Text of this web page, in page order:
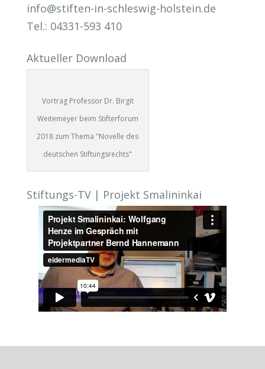
info@stiften-in-schleswig-holstein.de
Tel.: 04331-593 410
Aktueller Download
Vortrag Professor Dr. Birgit
Weitemeyer beim Stifterforum
2018 zum Thema "Novelle des
deutschen Stiftungsrechts"
Stiftungs-TV | Projekt Smalininkai